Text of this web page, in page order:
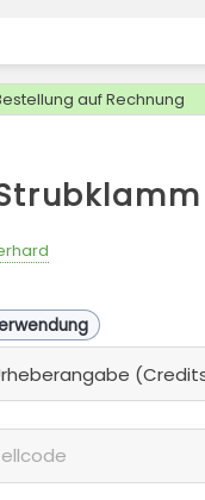
auf Rechnung